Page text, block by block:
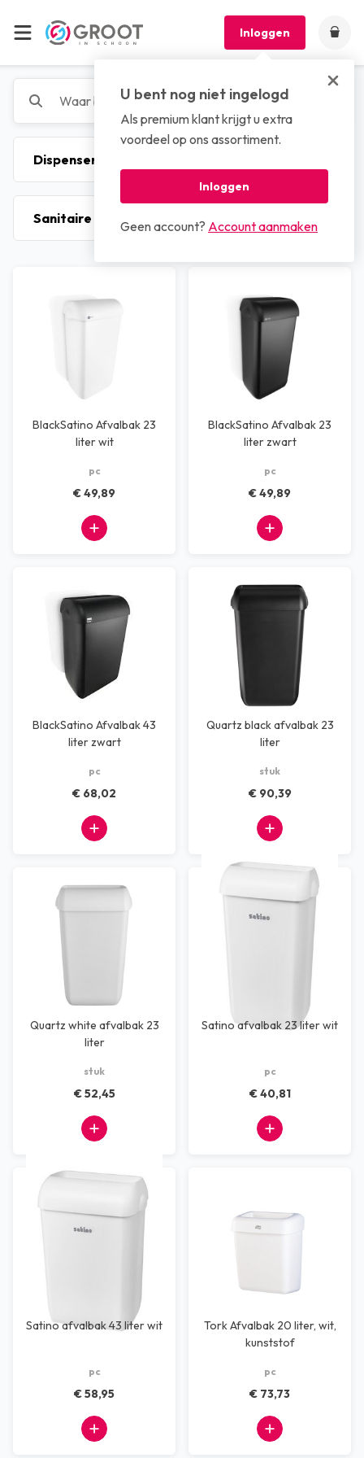
Inloggen
U bent nog niet ingelogd
Als premium klant krijgt u extra
voordeel op ons assortiment.
Inloggen
Geen account? Account aanmaken
BlackSatino Afvalbak 23
liter wit
pc
€ 49,89
BlackSatino Afvalbak 23
liter zwart
pc
€ 49,89
BlackSatino Afvalbak 43
liter zwart
pc
€ 68,02
Quartz black afvalbak 23
liter
stuk
€ 90,39
Quartz white afvalbak 23
liter
stuk
€ 52,45
Satino afvalbak 23 liter wit
pc
€ 40,81
Satino afvalbak 43 liter wit
pc
€ 58,95
Tork Afvalbak 20 liter, wit,
kunststof
pc
€ 73,73